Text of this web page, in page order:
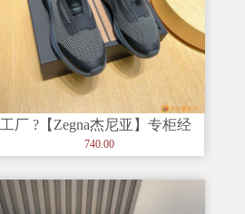
工厂 ?【Zegna杰尼亚】专柜经
典休闲鞋，以细节和创造力
740.00